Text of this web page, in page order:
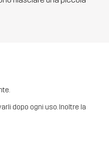
dopo ogni uso. Inoltre la